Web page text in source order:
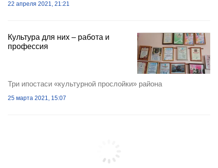
22 апреля 2021, 21:21
Культура для них – работа и
профессия
Три ипостаси «культурной прослойки» района
25 марта 2021, 15:07